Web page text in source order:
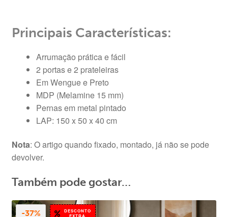
Principais Características:
Arrumação prática e fácil
2 portas e 2 prateleiras
Em Wengue e Preto
MDP (Melamine 15 mm)
Pernas em metal pintado
LAP: 150 x 50 x 40 cm
Nota: O artigo quando fixado, montado, já não se pode
devolver.
Também pode gostar…
DESCONTO
EXTRA
-37%